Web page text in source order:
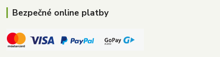
Bezpečné online platby